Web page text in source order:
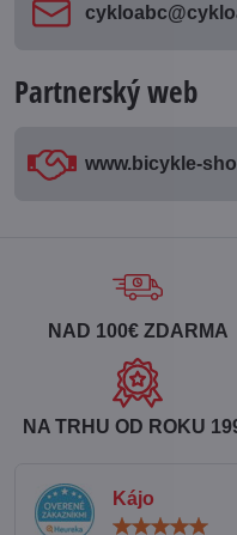
Partnerský web
www​.bicykle-
NAD 100€ ZDARMA
NA TRHU OD ROKU
Kájo